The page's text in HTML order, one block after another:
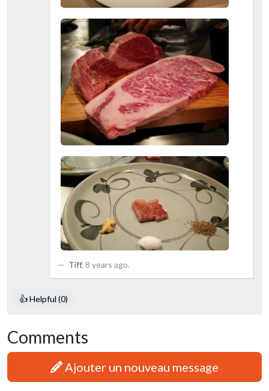
Tiff, 8 years ago.
👍 Helpful (0)
Comments
Ajouter un nouveau message